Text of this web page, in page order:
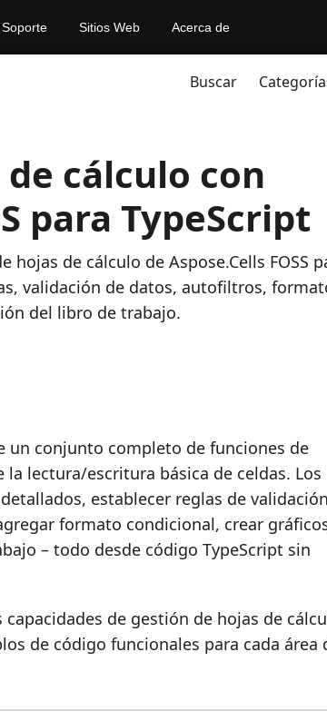
Soporte Sitios Web Acerca de
Buscar
cálculo con
para TypeScript
de cálculo de Aspose.Cells FOSS
validación de datos, autofiltros,
del libro de trabajo.
un conjunto completo de funciones de
lectura/escritura básica de celdas. Los
establecer reglas de
formato condicional, crear
– todo desde código TypeScript sin
de gestión de hojas de
de código funcionales para cada área